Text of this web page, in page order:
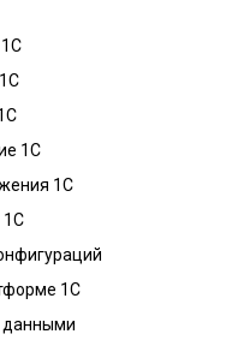
1С
1С
1С
1С
данными